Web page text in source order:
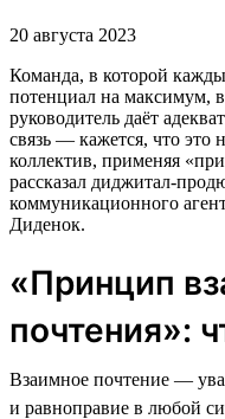
20 августа 2023
Команда, в которой
потенциал на максимум,
руководитель даёт
связь — кажется, что это
коллектив, применяя
рассказал диджитал-
коммуникационного
Диденок.
«Принцип
почтения»:
Взаимное почтение —
и равноправие в любой